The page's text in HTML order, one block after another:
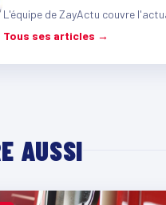
L'équipe de ZayActu couvre
Tous ses articles →
AUSSI